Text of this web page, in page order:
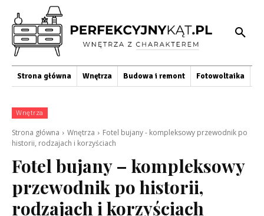
Strona główna Wnętrza Budowa i remont Fotowoltaika
Wnętrza
Strona główna Wnętrza
Fotel bujany - kompleksowy przewodnik po
historii, rodzajach i korzyściach
Fotel bujany – kompleksowy
przewodnik po historii,
rodzajach i korzyściach